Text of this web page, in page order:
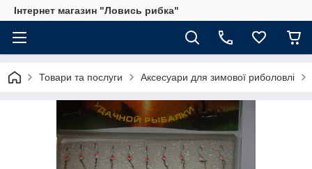
Інтернет магазин "Ловись рибка"
Товари та послуги Аксесуари для зимової риболовлі